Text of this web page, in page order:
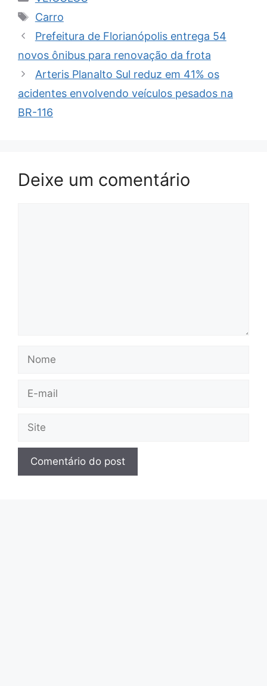
Tags
Carro
Prefeitura de Florianópolis entrega 54
novos ônibus para renovação da frota
Arteris Planalto Sul reduz em 41% os
acidentes envolvendo veículos pesados na
BR-116
Deixe um comentário
Nome
E-
Site